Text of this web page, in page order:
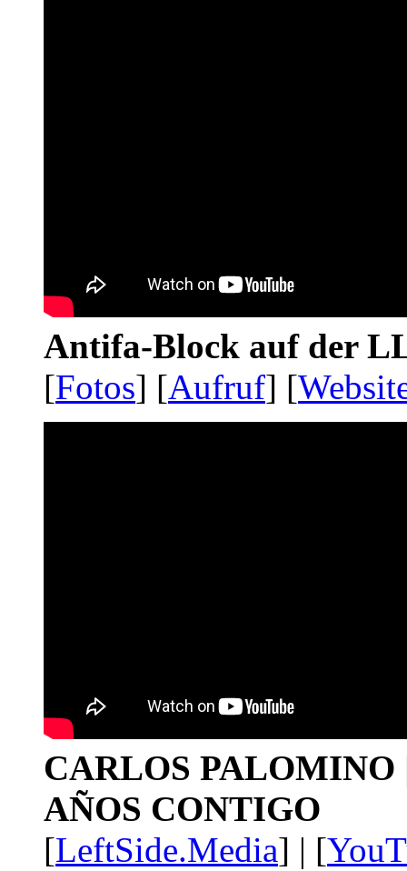
Antifa-Block auf der
[Fotos] [Aufruf] [
CARLOS PALOMINO
AÑOS CONTIGO
[LeftSide.Media] | [